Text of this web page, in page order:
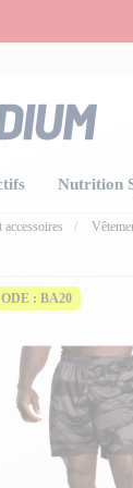
Nutrition
accessoires
: BA20